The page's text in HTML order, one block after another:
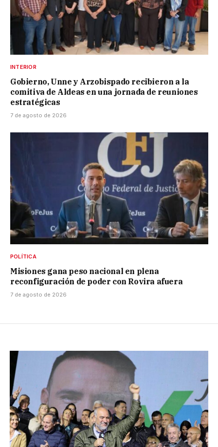
INTERIOR
Gobierno, Unne y Arzobispado recibieron a la
comitiva de Aldeas en una jornada de reuniones
estratégicas
7 de agosto de 2026
POLÍTICA
Misiones gana peso nacional en plena
reconfiguración de poder con Rovira afuera
7 de agosto de 2026